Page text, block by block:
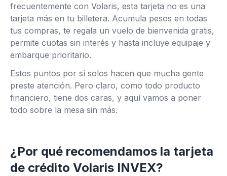
frecuentemente con Volaris, esta tarjeta no es una
tarjeta más en tu billetera. Acumula pesos en todas
tus compras, te regala un vuelo de bienvenida gratis,
permite cuotas sin interés y hasta incluye equipaje y
embarque prioritario.
Estos puntos por sí solos hacen que mucha gente
preste atención. Pero claro, como todo producto
financiero, tiene dos caras, y aquí vamos a poner
todo sobre la mesa sin más.
¿Por qué recomendamos la tarjeta
de crédito Volaris INVEX?